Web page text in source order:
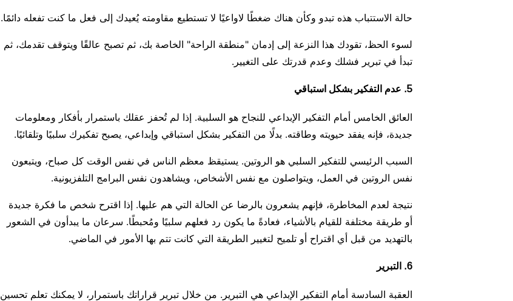
حالة الاستتباب هذه تبدو وكأن هناك ضغطًا لاواعيًا لا تستطيع مقاومته يُعيدك إلى فعل ما كنت تفعله دائمًا.
لسوء الحظ، تقودك هذا النزعة إلى إدمان "منطقة الراحة" الخاصة بك، ثم تصبح عالقًا ويتوقف تقدمك، ثم
تبدأ في تبرير فشلك وعدم قدرتك على التغيير.
5. عدم التفكير بشكل استباقي
العائق الخامس أمام التفكير الإبداعي للنجاح هو السلبية. إذا لم تُحفز عقلك باستمرار بأفكار ومعلومات
جديدة، فإنه يفقد حيويته وطاقته. بدلًا من التفكير بشكل استباقي وإبداعي، يصبح تفكيرك سلبيًا وتلقائيًا.
السبب الرئيسي للتفكير السلبي هو الروتين. يستيقظ معظم الناس في نفس الوقت كل صباح، ويتبعون
نفس الروتين في العمل، ويتواصلون مع نفس الأشخاص، ويشاهدون نفس البرامج التلفزيونية.
نتيجة لعدم المخاطرة، فإنهم يشعرون بالرضا عن الحالة التي هم عليها. إذا اقترح شخص ما فكرة جديدة
أو طريقة مختلفة للقيام بالأشياء، فعادةً ما يكون رد فعلهم سلبيًا ومُحبطًا. سرعان ما يبدأون في الشعور
بالتهديد من قبل أي اقتراح أو تلميح لتغيير الطريقة التي كانت تتم بها الأمور في الماضي.
6. التبرير
العقبة السادسة أمام التفكير الإبداعي هي التبرير. من خلال تبرير قراراتك باستمرار، لا يمكنك تعلم تحسين